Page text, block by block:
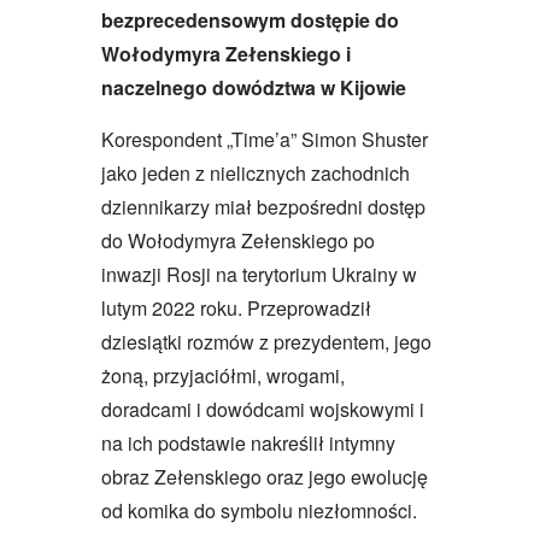
bezprecedensowym dostępie do
Wołodymyra Zełenskiego i
naczelnego dowództwa w Kijowie
Korespondent „Time’a” Simon Shuster
jako jeden z nielicznych zachodnich
dziennikarzy miał bezpośredni dostęp
do Wołodymyra Zełenskiego po
inwazji Rosji na terytorium Ukrainy w
lutym 2022 roku. Przeprowadził
dziesiątki rozmów z prezydentem, jego
żoną, przyjaciółmi, wrogami,
doradcami i dowódcami wojskowymi i
na ich podstawie nakreślił intymny
obraz Zełenskiego oraz jego ewolucję
od komika do symbolu niezłomności.